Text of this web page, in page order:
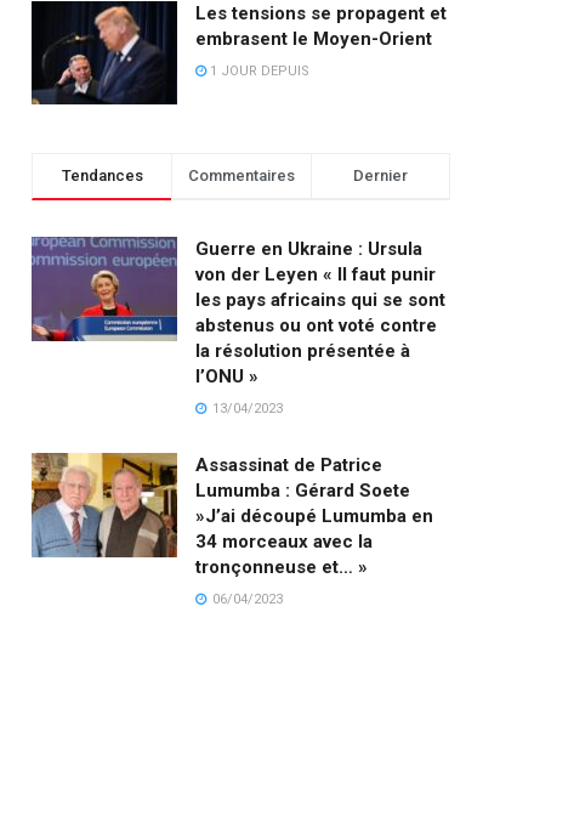
Les tensions se propagent et
embrasent le Moyen-Orient
1 JOUR DEPUIS
Tendances Commentaires Dernier
Guerre en Ukraine : Ursula
von der Leyen « Il faut punir
les pays africains qui se sont
abstenus ou ont voté contre
la résolution présentée à
l’ONU »
13/04/2023
Assassinat de Patrice
Lumumba : Gérard Soete
»J’ai découpé Lumumba en
34 morceaux avec la
tronçonneuse et… »
06/04/2023